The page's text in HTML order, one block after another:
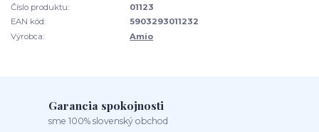
Číslo produktu:
01123
EAN kód:
5903293011232
Výrobca:
Amio
Garancia spokojnosti
sme 100% slovenský obchod